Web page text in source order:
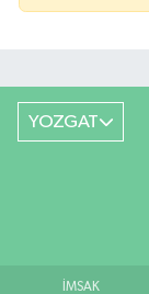
YOZGAT
İMSAK